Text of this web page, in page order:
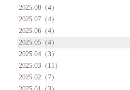
2025.08（4）
2025.07（4）
2025.06（4）
2025.05（4）
2025.04（3）
2025.03（11）
2025.02（7）